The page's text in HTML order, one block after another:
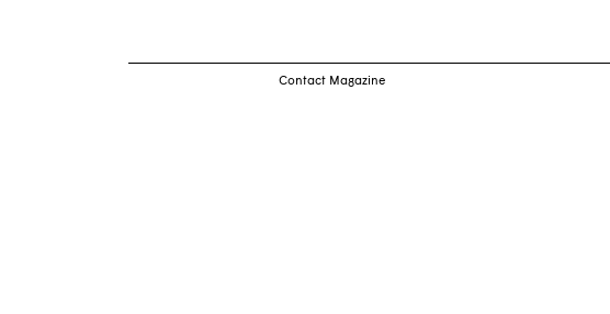
Contact Magazine